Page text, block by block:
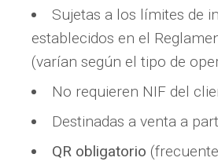
Sujetas a los límites de
establecidos en el
(varían según el tipo de
No requieren NIF del
Destinadas a venta a
QR obligatorio